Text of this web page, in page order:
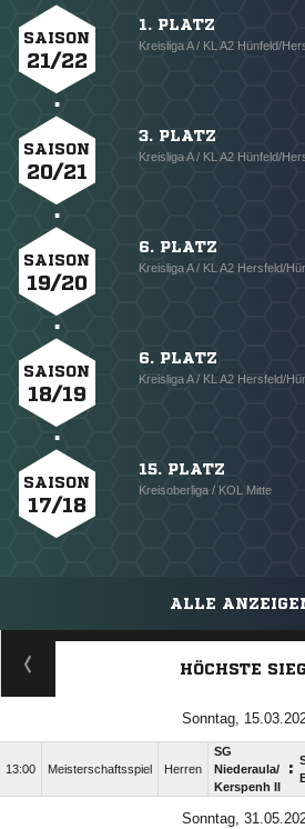
SAISON
21/22
1. PLATZ
Kreisliga A / KL A2 Hünfeld/
SAISON
20/21
3. PLATZ
Kreisliga A / KL A2 Hünfeld/
SAISON
19/20
6. PLATZ
Kreisliga A / KL A2 Hersfeld/
SAISON
18/19
6. PLATZ
Kreisliga A / KL A2 Hersfeld/
SAISON
17/18
15. PLATZ
Kreisoberliga / KOL Mitte
ALLE
HÖCHSTE
Sonntag,
13:00 Meisterschaftsspiel Herren
SG
Niederaula/​
Kerspenh II
:
Sonntag,